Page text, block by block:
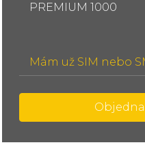
PREMIUM 1000
Mám už SIM nebo